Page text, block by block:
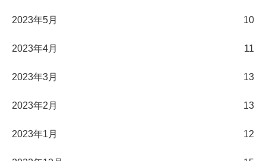
2023年5月 10
2023年4月 11
2023年3月 13
2023年2月 13
2023年1月 12